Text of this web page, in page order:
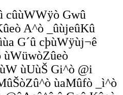
cûùWWÿò Gwû
A^ò _ûùjeûKû
G´û cþùWÿùj¬ê
ùWüwòZûeò
ùUùŠ Gi^ò @i
ùaMûfò _ì^ò